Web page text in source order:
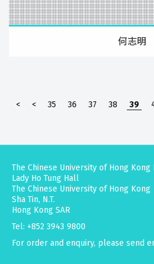
何志明
<
< 35 36 37 38 39
The Chinese University of Hong Kong
Lady Ho Tung Hall
The Chinese University of Hong Kong
Sha Tin, N.T.
Hong Kong SAR
Tel: +852 3943 9800
For order and enquiry, please send